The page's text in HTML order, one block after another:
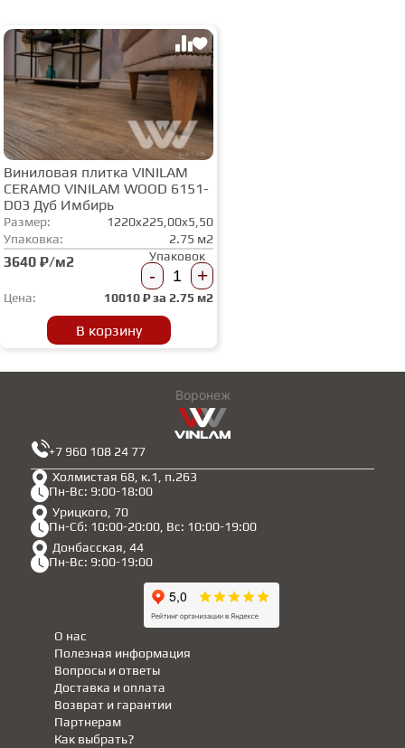
Виниловая плитка VINILAM
CERAMO VINILAM WOOD 6151-
D03 Дуб Имбирь
Размер:
1220x225,00x5,50
Упаковка:
2.75 м2
3640 ₽/м2 Упаковок
- +
Цена: 10010₽ за 2.75 м2
В корзину
Воронеж
Холмистая 68, к.1, п.263
Пн-Вс: 9:00-18:00
Урицкого, 70
Пн-Сб: 10:00-20:00, Вс: 10:00-19:00
Донбасская, 44
Пн-Вс: 9:00-19:00
+7 960 108 24 77
Полезная информация
Партнерам
Вопросы и ответы
Доставка и оплата
Возврат и гарантии
Как выбрать?
О нас